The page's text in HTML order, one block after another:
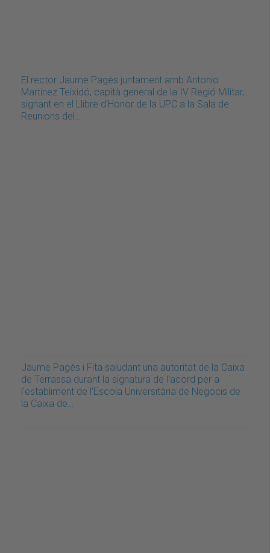
El rector Jaume Pagès juntament amb Antonio
Martínez Teixidó, capità general de la IV Regió Militar,
signant en el Llibre d'Honor de la UPC a la Sala de
Reunions del…
Jaume Pagès i Fita saludant una autoritat de la Caixa
de Terrassa durant la signatura de l'acord per a
l'establiment de l'Escola Universitària de Negocis de
la Caixa de…